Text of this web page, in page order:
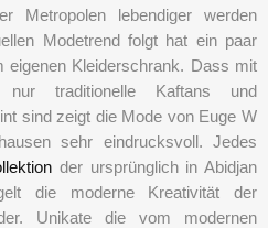
Metropolen lebendiger werden
Modetrend folgt hat ein paar
eigenen Kleiderschrank. Dass mit
traditionelle Kaftans und
sind zeigt die Mode von Euge W
sehr eindrucksvoll. Jedes
der ursprünglich in Abidjan
die moderne Kreativität der
Unikate die vom modernen